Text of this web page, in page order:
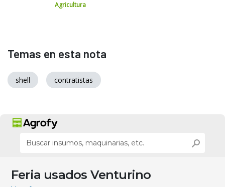
Agricultura
Temas en esta nota
shell contratistas
Feria usados Venturino